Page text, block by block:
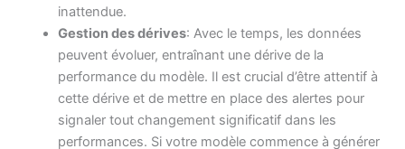
inattendue.
Gestion des dérives: Avec le temps, les données
peuvent évoluer, entraînant une dérive de la
performance du modèle. Il est crucial d’être attentif à
cette dérive et de mettre en place des alertes pour
signaler tout changement significatif dans les
performances. Si votre modèle commence à générer